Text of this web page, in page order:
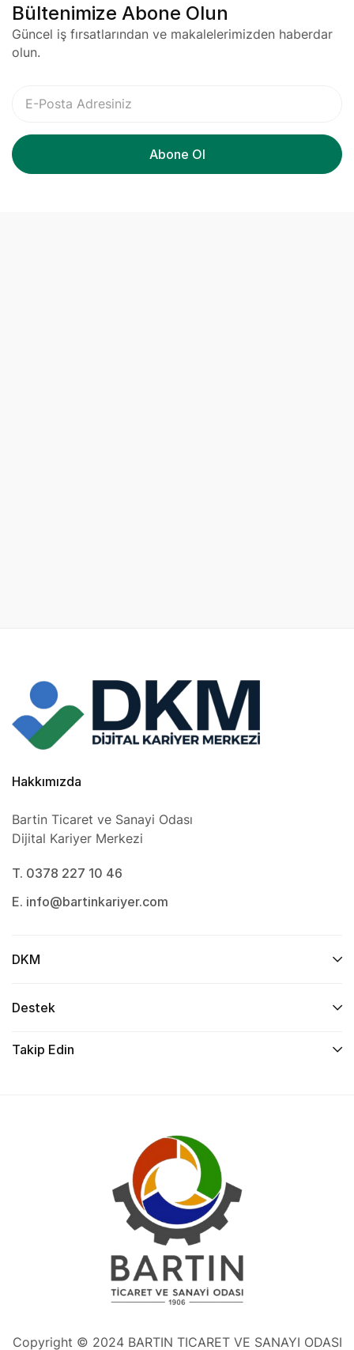
Bültenimize Abone Olun
Güncel iş fırsatlarından ve makalelerimizden haberdar
olun.
Hakkımızda
Bartin Ticaret ve Sanayi Odası
Dijital Kariyer Merkezi
T. 0378 227 10 46
E. info@bartinkariyer.com
DKM
Destek
Takip Edin
Copyright © 2024 BARTIN TICARET VE SANAYI ODASI